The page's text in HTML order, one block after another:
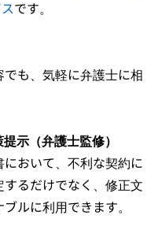
です。
も、気軽に弁護士に相
示（弁護士監修）
おいて、不利な契約に
るだけでなく、修正文
ルに利用できます。